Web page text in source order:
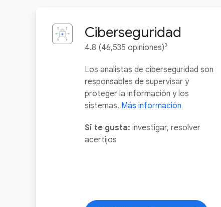
Ciberseguridad
4.8 (46,535 opiniones)³
Los analistas de ciberseguridad son
responsables de supervisar y
proteger la información y los
sistemas. Más información
Si te gusta: investigar, resolver
acertijos